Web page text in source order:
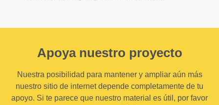
Apoya nuestro proyecto
Nuestra posibilidad para mantener y ampliar aún más
nuestro sitio de internet depende completamente de tu
apoyo. Si te parece que nuestro material es útil, por favor